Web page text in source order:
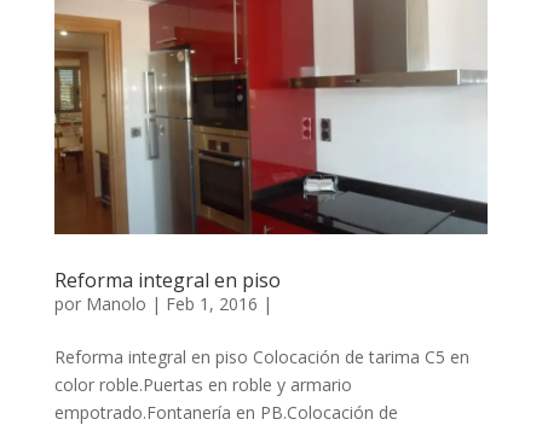
Reforma integral en piso
por Manolo | Feb 1, 2016 |
Reforma integral en piso Colocación de tarima C5 en
color roble.Puertas en roble y armario
empotrado.Fontanería en PB.Colocación de